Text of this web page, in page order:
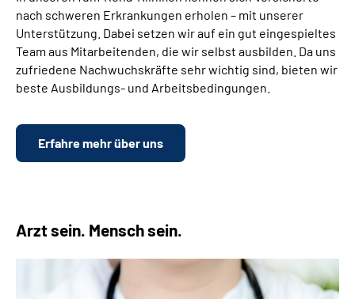
nach schweren Erkrankungen erholen – mit unserer
Unterstützung. Dabei setzen wir auf ein gut eingespieltes
Team aus Mitarbeitenden, die wir selbst ausbilden. Da uns
zufriedene Nachwuchskräfte sehr wichtig sind, bieten wir
beste Ausbildungs- und Arbeitsbedingungen.
Erfahre mehr über uns
Arzt sein. Mensch sein.